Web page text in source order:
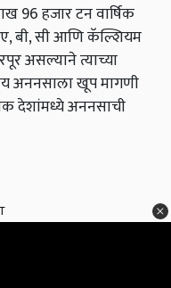
96हजार टन वार्षिक
,बी,सी आणि कॅल्शियम
असल्याने त्याच्या
अननसाला खूप मागणी
देशांमध्ये अननसाची